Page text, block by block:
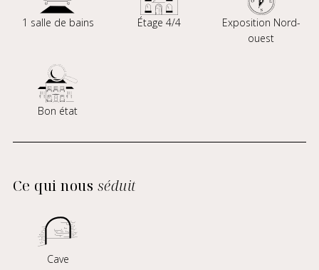
1 salle de bains Étage 4/4
Exposition Nord-
ouest
Bon état
Ce qui nous séduit
Cave